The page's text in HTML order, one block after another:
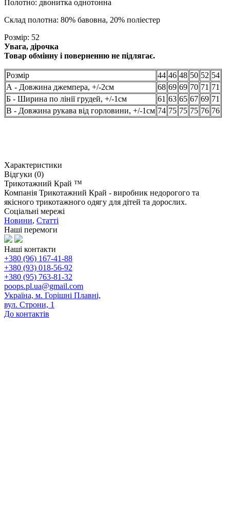
Полотно: двонитка однотонна
Склад полотна: 80% бавовна, 20% поліестер
Розмір: 52
Увага, дірочка
Товар обмінну і поверненню не підлягає.
Розмір 44 46 48 50 52 54
А - Довжина джемпера, +/-2см
68 69 69 70 71 71
Б - Ширина по лінії грудей, +/-1см
61 63 65 67 69 71
В - Довжина рукава від горловини, +/-1см 74 75 75 75 76 76
Характеристики
Відгуки (0)
Трикотажний Край ™
Компанія Трикотажний Край - виробник недорогого та
якісного трикотажного одягу для дітей та дорослих.
Соціальні мережі
Новини, Статті
Наші перемоги
Наші контакти
+380 (96) 167-41-88
+380 (93) 018-56-92
+380 (95) 763-81-32
poops.pl.ua@gmail.com
Україна, м. Горішні Плавні,
вул. Строни, 1
До контактів